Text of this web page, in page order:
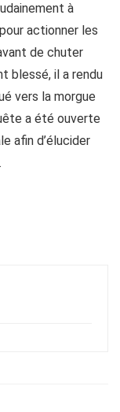
à
actionner les
de chuter
blessé, il a rendu
vers la morgue
a été ouverte
afin d’élucider